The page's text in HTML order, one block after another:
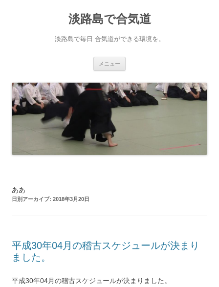
淡路島で合気道
淡路島で毎日 合気道ができる環境を。
メニュー
ああ
日別アーカイブ: 2018年3月20日
平成30年04月の稽古スケジュールが決まり
ました。
平成30年04月の稽古スケジュールが決まりました。